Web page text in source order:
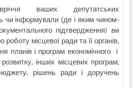
ваших депутатських
чи інформували (де і яким чином-
підтвердження) ви
роботу місцевої ради та її органів,
планів і програм економічного і
розвитку, інших місцевих програм,
рішень ради і доручень